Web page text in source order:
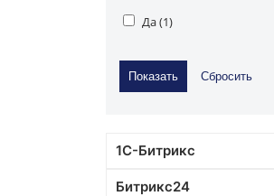
Да (1)
1С-Битрикс
Битрикс24